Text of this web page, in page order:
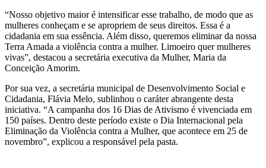
“Nosso objetivo maior é intensificar esse trabalho, de modo que as
mulheres conheçam e se apropriem de seus direitos. Essa é a
cidadania em sua essência. Além disso, queremos eliminar da nossa
Terra Amada a violência contra a mulher. Limoeiro quer mulheres
vivas”, destacou a secretária executiva da Mulher, Maria da
Conceição Amorim.
Por sua vez, a secretária municipal de Desenvolvimento Social e
Cidadania, Flávia Melo, sublinhou o caráter abrangente desta
iniciativa. “A campanha dos 16 Dias de Ativismo é vivenciada em
150 países. Dentro deste período existe o Dia Internacional pela
Eliminação da Violência contra a Mulher, que acontece em 25 de
novembro”, explicou a responsável pela pasta.